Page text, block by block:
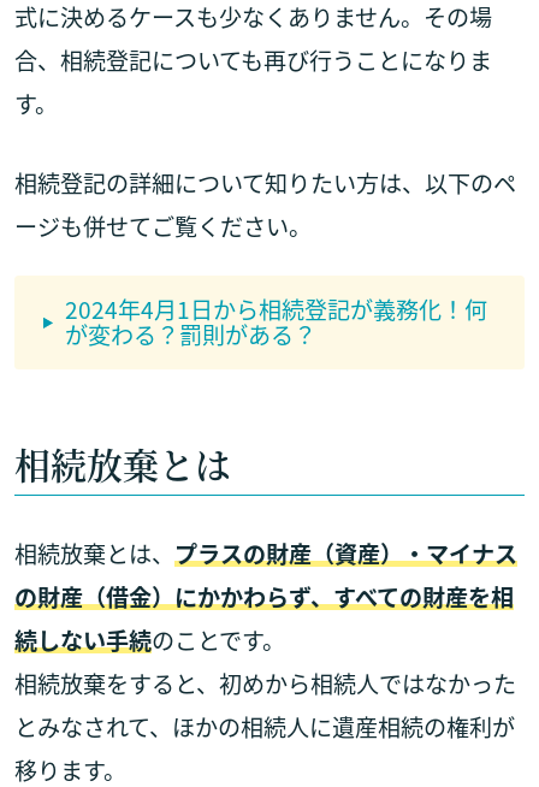
式に決めるケースも少なくありません。その場
合、相続登記についても再び行うことになりま
す。
相続登記の詳細について知りたい方は、以下のペ
ージも併せてご覧ください。
2024年4月1日から相続登記が義務化！何
が変わる？罰則がある？
相続放棄とは
相続放棄とは、 プラスの財産（資産）・マイナス
の財産（借金）にかかわらず、すべての財産を相
続しない手続のことです。
相続放棄をすると、初めから相続人ではなかった
とみなされて、ほかの相続人に遺産相続の権利が
移ります。